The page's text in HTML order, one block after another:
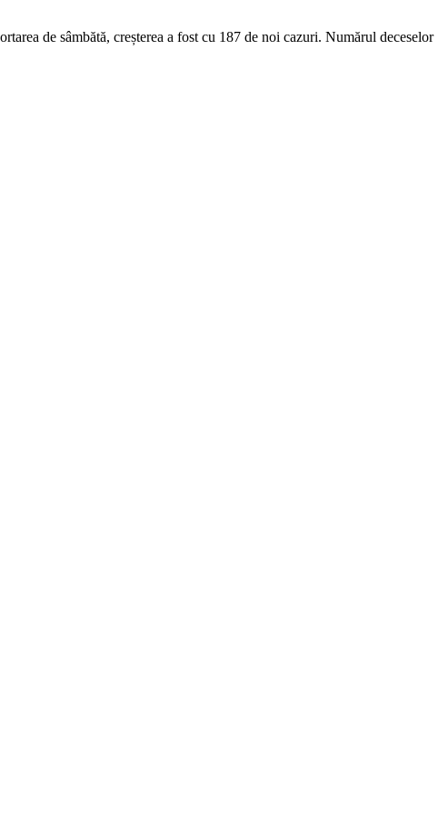
de sâmbătă, creșterea a fost cu 187 de noi cazuri. Numărul deceselor